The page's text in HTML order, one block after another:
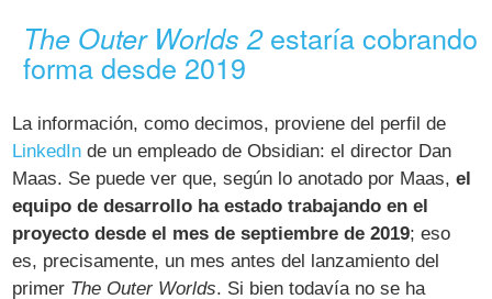
The Outer Worlds 2estaría cobrando
forma desde 2019
La información, como decimos, proviene del perfil de
LinkedIn de un empleado de Obsidian: el director Dan
Maas. Se puede ver que, según lo anotado por Maas, el
equipo de desarrollo ha estado trabajando en el
proyecto desde el mes de septiembre de 2019; eso
es, precisamente, un mes antes del lanzamiento del
primer The Outer Worlds. Si bien todavía no se ha